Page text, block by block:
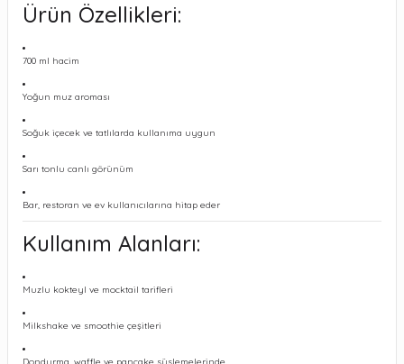
Ürün Özellikleri:
700 ml hacim
Yoğun muz aroması
Soğuk içecek ve tatlılarda kullanıma uygun
Sarı tonlu canlı görünüm
Bar, restoran ve ev kullanıcılarına hitap eder
Kullanım Alanları:
Muzlu kokteyl ve mocktail tarifleri
Milkshake ve smoothie çeşitleri